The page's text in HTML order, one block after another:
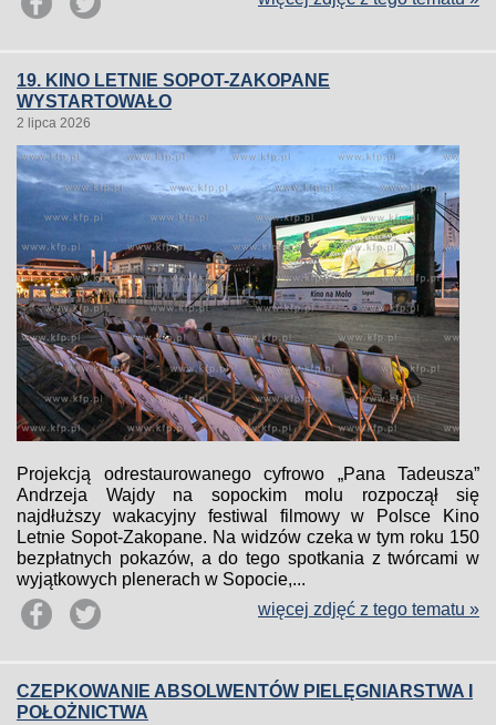
19. KINO LETNIE SOPOT-ZAKOPANE
WYSTARTOWAŁO
2 lipca 2026
Projekcją odrestaurowanego cyfrowo „Pana Tadeusza”
Andrzeja Wajdy na sopockim molu rozpoczął się
najdłuższy wakacyjny festiwal filmowy w Polsce Kino
Letnie Sopot-Zakopane. Na widzów czeka w tym roku 150
bezpłatnych pokazów, a do tego spotkania z twórcami w
wyjątkowych plenerach w Sopocie,...
więcej zdjęć z tego tematu »
CZEPKOWANIE ABSOLWENTÓW PIELĘGNIARSTWA I
POŁOŻNICTWA